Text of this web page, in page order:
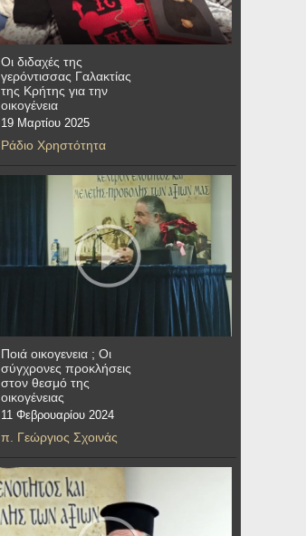
Οι διδαχές της
γερόντισσας Γαλακτίας
της Κρήτης για την
οικογένεια
19 Μαρτίου 2025
Ράδιο Χρηστότητα
Ποιά οικογενεια ; Οι
σύγχρονες προκλήσεις
στον θεσμό της
οικογένειας
11 Φεβρουαρίου 2024
π. Γεώργιος Σχοινάς